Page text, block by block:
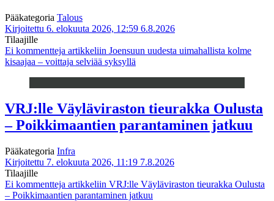
Pääkategoria Talous
Kirjoitettu 6. elokuuta 2026, 12:59 6.8.2026
Tilaajille
Ei kommentteja artikkeliin Joensuun uudesta uimahallista kolme
kisaajaa – voittaja selviää syksyllä
VRJ:lle Väyläviraston tieurakka Oulusta
– Poikkimaantien parantaminen jatkuu
Pääkategoria Infra
Kirjoitettu 7. elokuuta 2026, 11:19 7.8.2026
Tilaajille
Ei kommentteja artikkeliin VRJ:lle Väyläviraston tieurakka Oulusta
– Poikkimaantien parantaminen jatkuu